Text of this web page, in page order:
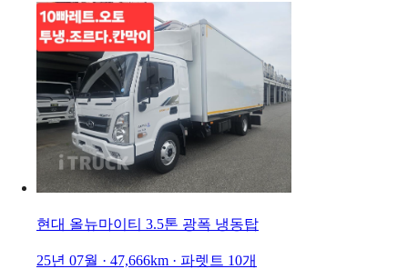
현대 올뉴마이티 3.5톤 광폭 냉동탑
25년 07월 · 47,666km · 파렛트 10개